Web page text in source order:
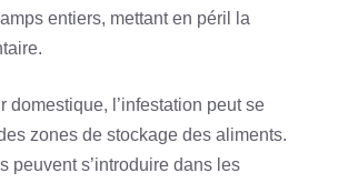
entiers, mettant en péril la
domestique, l’infestation peut se
zones de stockage des aliments.
peuvent s’introduire dans les